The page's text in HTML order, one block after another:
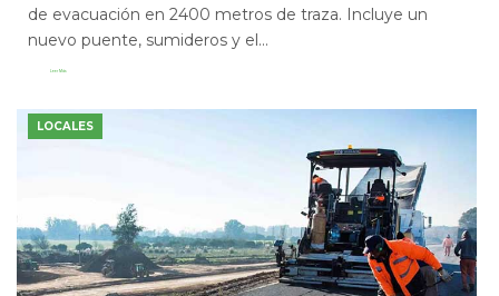
de evacuación en 2400 metros de traza. Incluye un
nuevo puente, sumideros y el...
Leer Más
LOCALES